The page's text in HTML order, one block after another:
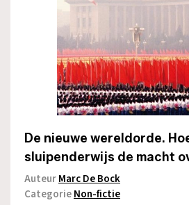
De nieuwe wereldorde.
sluipenderwijs de macht
AuteurMarc De Bock
CategorieNon-fictie